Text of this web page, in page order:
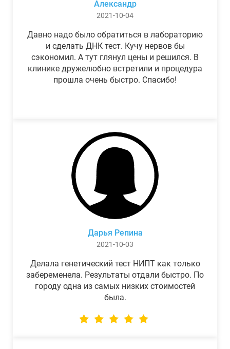
Александр
2021-10-04
Давно надо было обратиться в лабораторию
и сделать ДНК тест. Кучу нервов бы
сэкономил. А тут глянул цены и решился. В
клинике дружелюбно встретили и процедура
прошла очень быстро. Спасибо!
Дарья Репина
2021-10-03
Делала генетический тест НИПТ как только
забеременела. Результаты отдали быстро. По
городу одна из самых низких стоимостей
была.